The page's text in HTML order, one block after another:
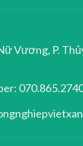
Vương, P.